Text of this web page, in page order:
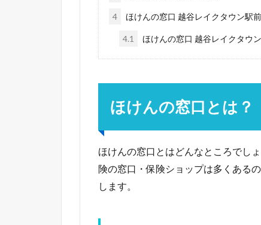
4 ほけんの窓口 越谷レイクタウン駅
4.1 ほけんの窓口 越谷レイクタウ
ほけんの窓口とは？
ほけんの窓口とはどんなところでし
険の窓口・保険ショップは多くある
します。